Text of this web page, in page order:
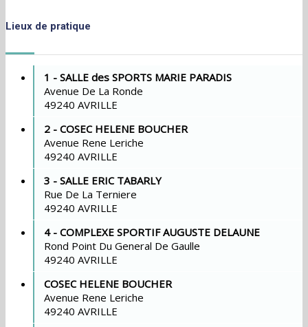
Lieux de pratique
1 - SALLE des SPORTS MARIE PARADIS
Avenue De La Ronde
49240 AVRILLE
2 - COSEC HELENE BOUCHER
Avenue Rene Leriche
49240 AVRILLE
3 - SALLE ERIC TABARLY
Rue De La Terniere
49240 AVRILLE
4 - COMPLEXE SPORTIF AUGUSTE DELAUNE
Rond Point Du General De Gaulle
49240 AVRILLE
COSEC HELENE BOUCHER
Avenue Rene Leriche
49240 AVRILLE